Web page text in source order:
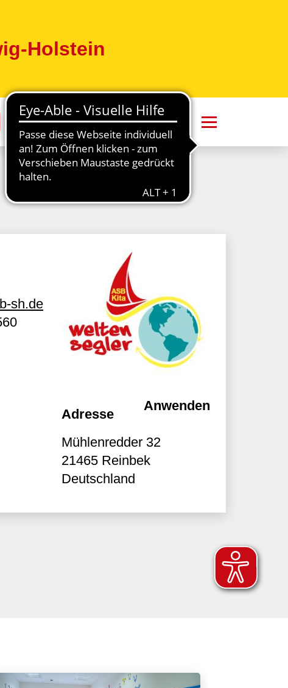
Holstein
sh.de
Adresse
Mühlenredder 32
21465 Reinbek
Deutschland